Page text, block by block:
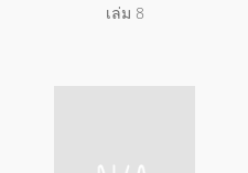
เล่ม 8